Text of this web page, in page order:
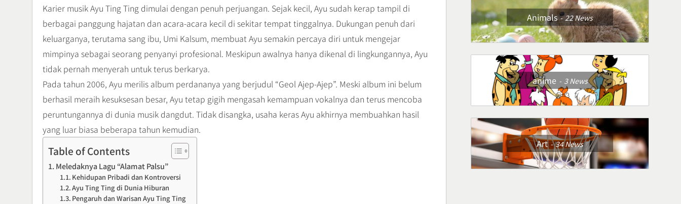
Karier musik Ayu Ting Ting dimulai dengan penuh perjuangan. Sejak kecil, Ayu sudah kerap tampil di
berbagai panggung hajatan dan acara-acara kecil di sekitar tempat tinggalnya. Dukungan penuh dari
keluarganya, terutama sang ibu, Umi Kalsum, membuat Ayu semakin percaya diri untuk mengejar
mimpinya sebagai seorang penyanyi profesional. Meskipun awalnya hanya dikenal di lingkungannya, Ayu
tidak pernah menyerah untuk terus berkarya.
Pada tahun 2006, Ayu merilis album perdananya yang berjudul “Geol Ajep-Ajep”. Meski album ini belum
berhasil meraih kesuksesan besar, Ayu tetap gigih mengasah kemampuan vokalnya dan terus mencoba
peruntungannya di dunia musik dangdut. Tidak disangka, usaha keras Ayu akhirnya membuahkan hasil
yang luar biasa beberapa tahun kemudian.
Table of Contents
Meledaknya Lagu “Alamat Palsu”
Kehidupan Pribadi dan Kontroversi
Ayu Ting Ting di Dunia Hiburan
Pengaruh dan Warisan Ayu Ting Ting
Animals 22News
anime 3News
Art 34News